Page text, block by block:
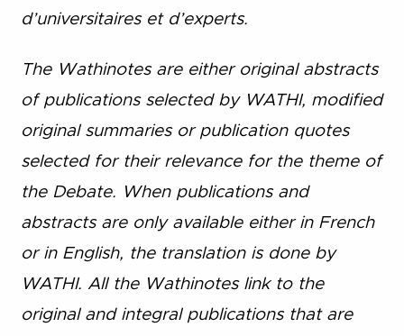
d’universitaires et d’experts.
The Wathinotes are either original abstracts
of publications selected by WATHI, modified
original summaries or publication quotes
selected for their relevance for the theme of
the Debate. When publications and
abstracts are only available either in French
or in English, the translation is done by
WATHI. All the Wathinotes link to the
original and integral publications that are